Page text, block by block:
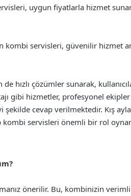
uygun fiyatlarla hizmet
servisleri, güvenilir hizmet
hızlı çözümler sunarak,
gibi hizmetler, profesyonel
cevap verilmektedir. Kış
kombi servisleri önemli bir rol
önerilir. Bu, kombinizin verimli